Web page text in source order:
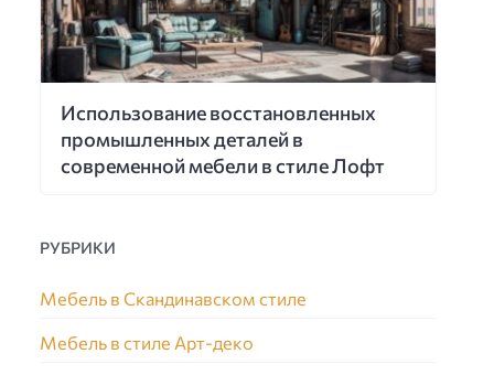
Использование восстановленных
промышленных деталей в
современной мебели в стиле Лофт
РУБРИКИ
Мебель в Скандинавском стиле
Мебель в стиле Арт-деко